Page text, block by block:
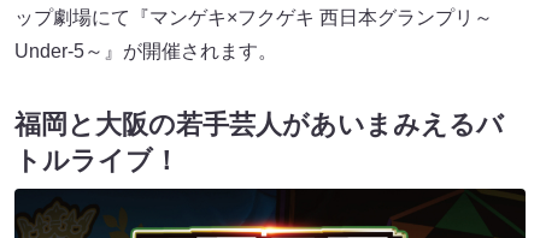
ップ劇場にて『マンゲキ×フクゲキ 西日本グランプリ～
Under-5～』が開催されます。
福岡と大阪の若手芸人があいまみえるバ
トルライブ！